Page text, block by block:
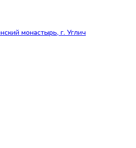
монастырь, г. Углич